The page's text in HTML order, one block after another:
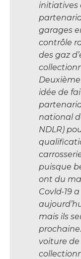
initiatives
garages
contrôle
des gaz
idée de
national
NDLR)
puisque
ont du
Covld-19
mais ils
voiture